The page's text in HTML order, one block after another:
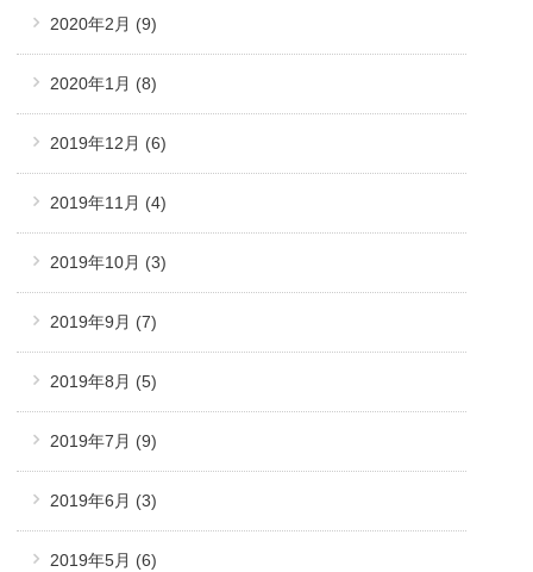
2020年2月 (9)
2020年1月 (8)
2019年12月 (6)
2019年11月 (4)
2019年10月 (3)
2019年9月 (7)
2019年8月 (5)
2019年7月 (9)
2019年6月 (3)
2019年5月 (6)